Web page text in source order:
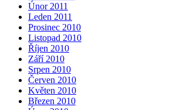
Únor 2011
Leden 2011
Prosinec 2010
Listopad 2010
Říjen 2010
Září 2010
Srpen 2010
Červen 2010
Květen 2010
Březen 2010